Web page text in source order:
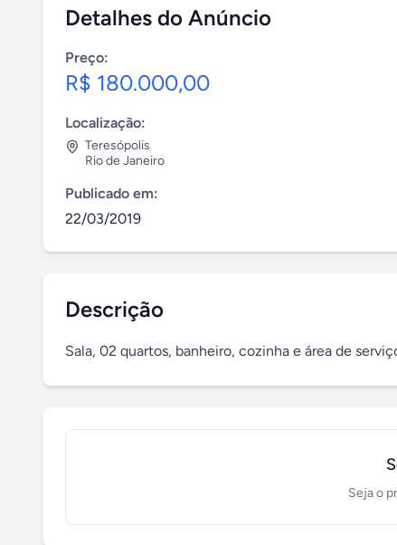
Detalhes do Anúncio
Preço:
R$ 180.000,00
Localização:
Teresópolis
Rio de Janeiro
Publicado em:
22/03/2019
Descrição
Sala, 02 quartos, banheiro, cozinha e área de
Seja o